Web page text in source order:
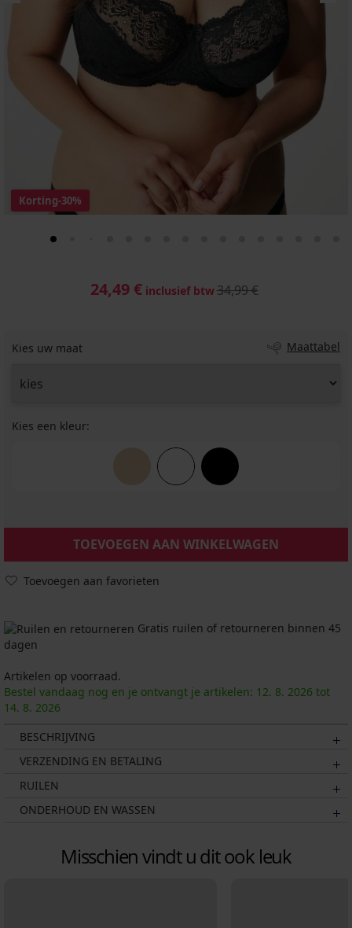
Korting-30%
24,49 € inclusief btw34,99 €
Kies uw maat Maattabel
Kies een kleur:
TOEVOEGEN AAN WINKELWAGEN
Toevoegen aan favorieten
Gratis ruilen of retourneren binnen 45
dagen
Artikelen op voorraad.
Bestel vandaag nog en je ontvangt je artikelen: 12. 8. 2026 tot
14. 8. 2026
BESCHRIJVING
VERZENDING EN BETALING
RUILEN
ONDERHOUD EN WASSEN
Misschien vindt u dit ook leuk